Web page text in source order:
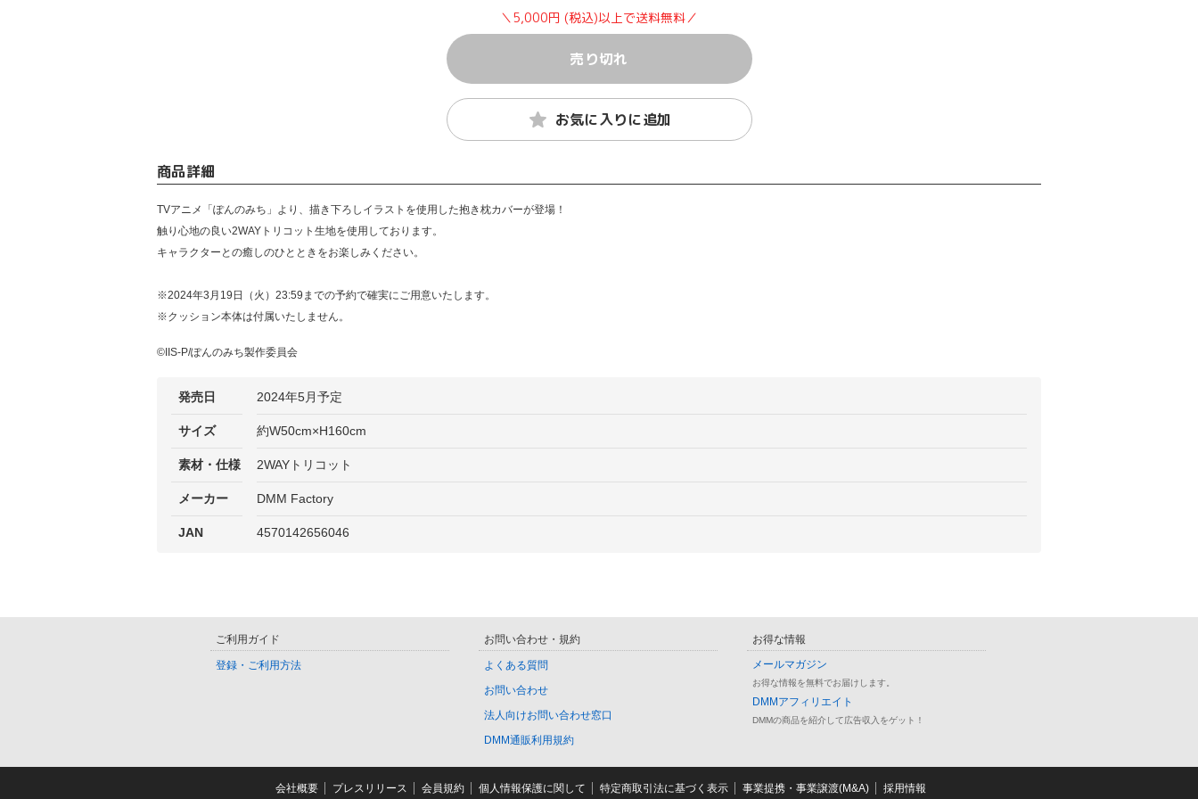
＼5,000円 (税込)以上で送料無料／
売り切れ
お気に入りに追加
商品詳細
TVアニメ「ぽんのみち」より、描き下ろしイラストを使用した抱き枕カバーが登場！
触り心地の良い2WAYトリコット生地を使用しております。
キャラクターとの癒しのひとときをお楽しみください。
※2024年3月19日（火）23:59までの予約で確実にご用意いたします。
※クッション本体は付属いたしません。
©IIS-P/ぽんのみち製作委員会
発売日 2024年5月予定
サイズ 約W50cm×H160cm
素材・仕様 2WAYトリコット
メーカー DMM Factory
JAN 4570142656046
ご利用ガイド
登録・ご利用方法
お問い合わせ・規約
よくある質問
お問い合わせ
法人向けお問い合わせ窓口
DMM通販利用規約
お得な情報
メールマガジン
お得な情報を無料でお届けします。
DMMアフィリエイト
DMMの商品を紹介して広告収入をゲット！
会社概要 プレスリリース 会員規約 個人情報保護に関して 特定商取引法に基づく表示 事業提携・事業譲渡(M&A) 採用情報